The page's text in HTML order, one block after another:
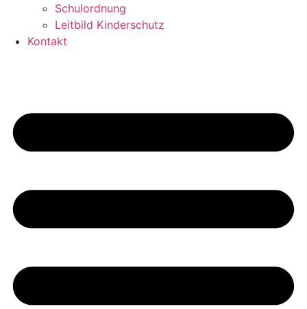
Schulordnung
Leitbild Kinderschutz
Kontakt